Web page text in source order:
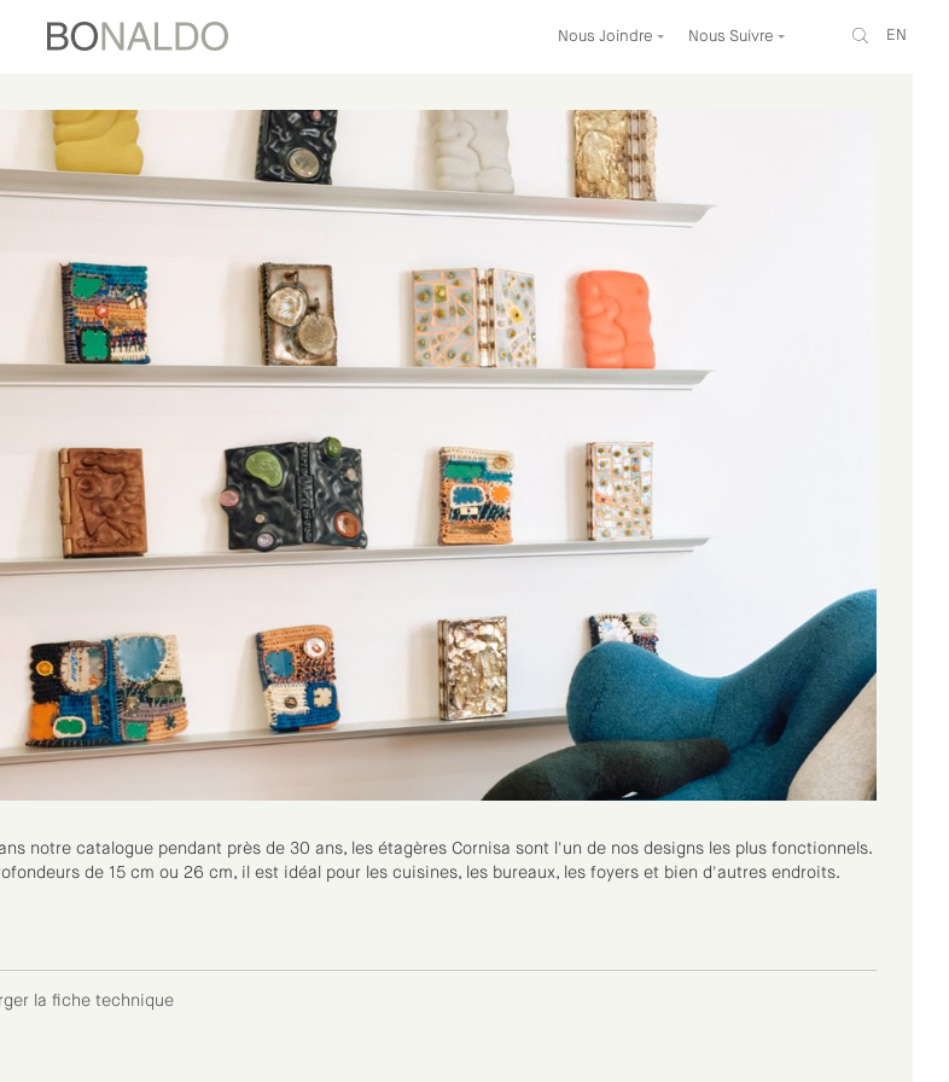
Nous Joindre Nous Suivre EN
notre catalogue pendant près de 30 ans, les étagères Cornisa sont l'un de nos designs les plus fonctionnels.
de 15 cm ou 26 cm, il est idéal pour les cuisines, les bureaux, les foyers et bien d'autres endroits.
la fiche technique